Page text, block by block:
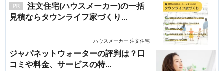
注文住宅(ハウスメーカー)の一括
見積ならタウンライフ家づくり...
ハウスメーカー 注文住宅
ジャパネットウォーターの評判は？口
コミや料金、サービスの特...